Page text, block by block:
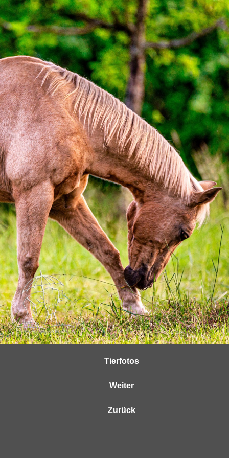
Tierfotos
Weiter
Zurück